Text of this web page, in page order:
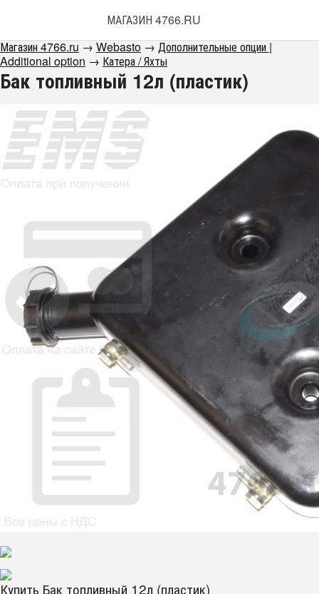
МАГАЗИН 4766.RU
Магазин 4766.ru → Webasto → Дополнительные опции |
Additional option → Катера / Яхты
Бак топливный 12л (пластик)
Купить Бак топливный 12л (пластик)